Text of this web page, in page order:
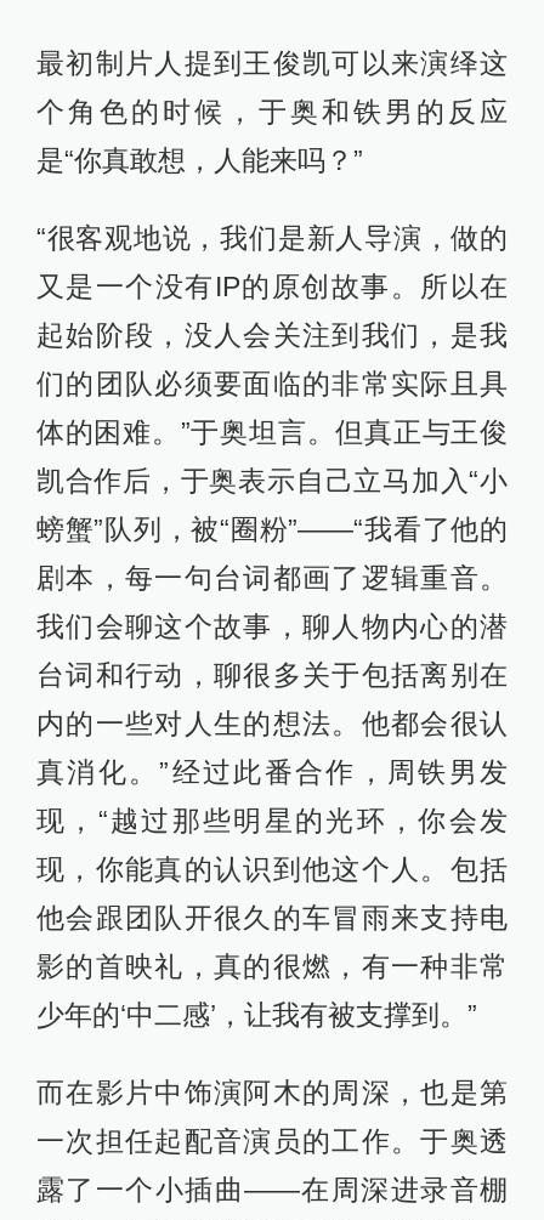
最初制片人提到王俊凯可以来演绎这
个角色的时候，于奥和铁男的反应
是“你真敢想，人能来吗？”
“很客观地说，我们是新人导演，做的
又是一个没有IP的原创故事。所以在
起始阶段，没人会关注到我们，是我
们的团队必须要面临的非常实际且具
体的困难。”于奥坦言。但真正与王俊
凯合作后，于奥表示自己立马加入“小
螃蟹”队列，被“圈粉”——“我看了他的
剧本，每一句台词都画了逻辑重音。
我们会聊这个故事，聊人物内心的潜
台词和行动，聊很多关于包括离别在
内的一些对人生的想法。他都会很认
真消化。”经过此番合作，周铁男发
现，“越过那些明星的光环，你会发
现，你能真的认识到他这个人。包括
他会跟团队开很久的车冒雨来支持电
影的首映礼，真的很燃，有一种非常
少年的‘中二感’，让我有被支撑到。”
而在影片中饰演阿木的周深，也是第
一次担任起配音演员的工作。于奥透
露了一个小插曲——在周深进录音棚